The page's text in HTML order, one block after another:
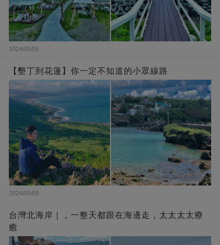
2024/05/05
【墾丁到花蓮】你一定不知道的小眾線路
2024/05/05
台灣北海岸｜，一整天都跟在海邊走，太太太太療
癒